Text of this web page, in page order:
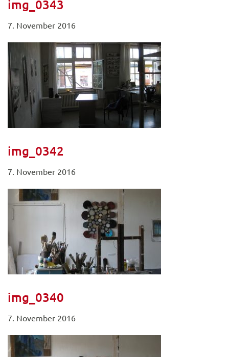
img_0343
7. November 2016
img_0342
7. November 2016
img_0340
7. November 2016